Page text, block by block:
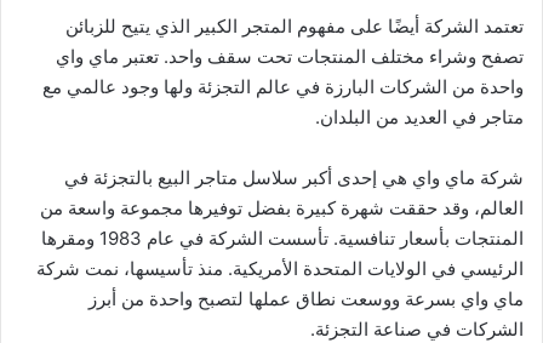
تعتمد الشركة أيضًا على مفهوم المتجر الكبير الذي يتيح للزبائن
تصفح وشراء مختلف المنتجات تحت سقف واحد. تعتبر ماي واي
واحدة من الشركات البارزة في عالم التجزئة ولها وجود عالمي مع
متاجر في العديد من البلدان.
شركة ماي واي هي إحدى أكبر سلاسل متاجر البيع بالتجزئة في
العالم، وقد حققت شهرة كبيرة بفضل توفيرها مجموعة واسعة من
المنتجات بأسعار تنافسية. تأسست الشركة في عام 1983 ومقرها
الرئيسي في الولايات المتحدة الأمريكية. منذ تأسيسها، نمت شركة
ماي واي بسرعة ووسعت نطاق عملها لتصبح واحدة من أبرز
الشركات في صناعة التجزئة.